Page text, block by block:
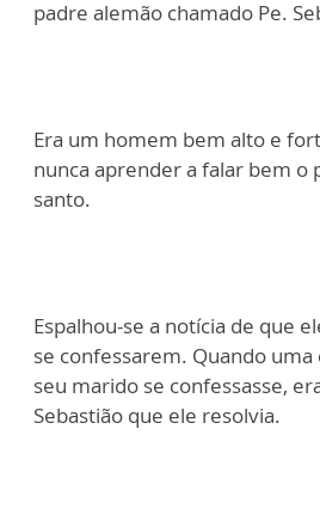
padre alemão chamado Pe.
Era um homem bem alto e
nunca aprender a falar bem o
santo.
Espalhou-se a notícia de que
se confessarem. Quando
seu marido se confessasse,
Sebastião que ele resolvia.